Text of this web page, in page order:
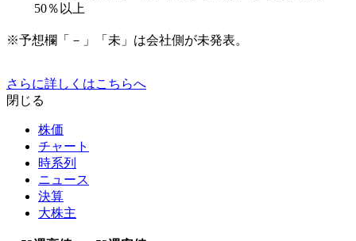
50％以上
※予想欄「－」「未」は会社側が未発表。
さらに詳しくはこちらへ
閉じる
株価
チャート
時系列
ニュース
決算
大株主